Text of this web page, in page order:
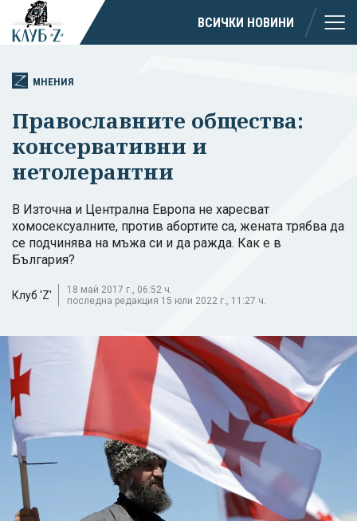
ВСИЧКИ НОВИНИ
МНЕНИЯ
Православните общества:
консервативни и
нетолерантни
В Източна и Централна Европа не харесват
хомосексуалните, против абортите са, жената трябва да
се подчинява на мъжа си и да ражда. Как е в
България?
Клуб 'Z'
18 май 2017 г., 06:52 ч.
последна редакция 15 юли 2022 г., 11:27 ч.